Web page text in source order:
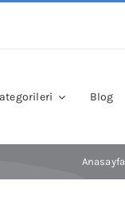
Blog
Anasayfa